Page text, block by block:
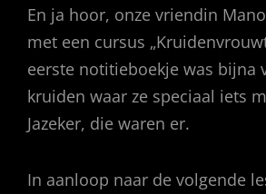
En ja hoor, onze vriendin
met een cursus
eerste notitieboekje was bijna
kruiden waar ze speciaal iets
Jazeker, die waren er.
In aanloop naar de volgende